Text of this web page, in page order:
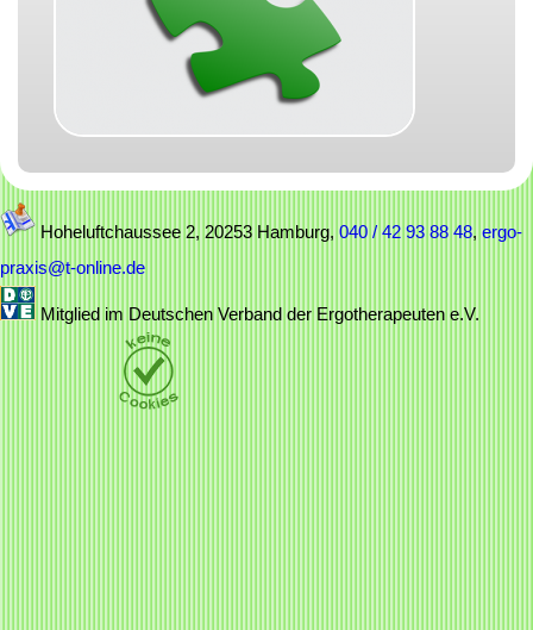
Hoheluftchaussee 2, 20253 Hamburg, 040 / 42 93 88 48, ergo-
praxis@t-online.de
Mitglied im Deutschen Verband der Ergotherapeuten e.V.